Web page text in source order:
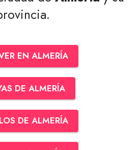
EN ALMERÍA
DE ALMERÍA
DE ALMERÍA